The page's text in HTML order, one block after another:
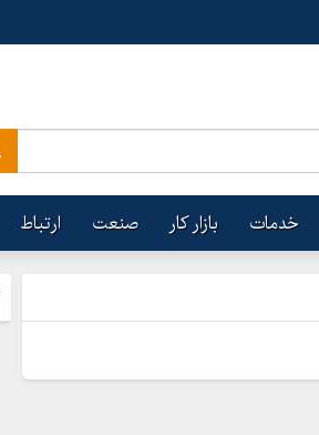
خدمات بازار کار صنعت ارتباط